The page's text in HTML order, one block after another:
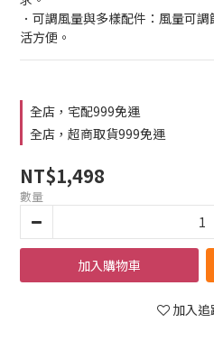
．可調風量與多樣配件：風量可
活方便。
全店，宅配999免運
全店，超商取貨999免運
NT$1,498
數量
加入購物車
加入